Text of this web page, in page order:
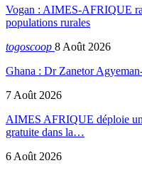
Vogan : AIMES-AFRIQUE
populations rurales
togoscoop 8 Août 2026
Ghana : Dr Zanetor
7 Août 2026
AIMES AFRIQUE déploie
gratuite dans la…
6 Août 2026